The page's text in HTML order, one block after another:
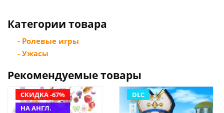
Категории товара
- Ролевые игры
- Ужасы
Рекомендуемые товары
СКИДКА -67%
НА АНГЛ.
DLC